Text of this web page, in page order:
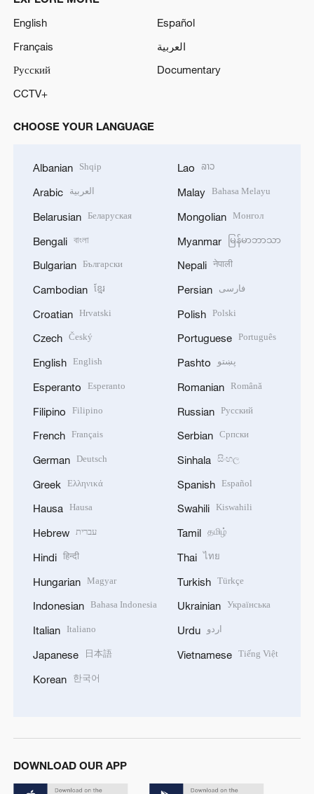
English
Español
Français
العربية
Русский
Documentary
CCTV+
CHOOSE YOUR LANGUAGE
Albanian Shqip
Arabic العربية
Belarusian Беларуская
Bengali বাংলা
Bulgarian Български
Cambodian ខ្មែរ
Croatian Hrvatski
Czech Český
English English
Esperanto Esperanto
Filipino Filipino
French Français
German Deutsch
Greek Ελληνικά
Hausa Hausa
Hebrew עברית
Hindi हिन्दी
Hungarian Magyar
Indonesian Bahasa Indonesia
Italian Italiano
Japanese 日本語
Korean 한국어
Lao ລາວ
Malay Bahasa Melayu
Mongolian Монгол
Myanmar မြန်မာဘာသာ
Nepali नेपाली
Persian فارسی
Polish Polski
Portuguese Português
Pashto پښتو
Romanian Română
Russian Русский
Serbian Српски
Sinhala සිංහල
Spanish Español
Swahili Kiswahili
Tamil தமிழ்
Thai ไทย
Turkish Türkçe
Ukrainian Українська
Urdu اردو
Vietnamese Tiếng Việt
DOWNLOAD OUR APP